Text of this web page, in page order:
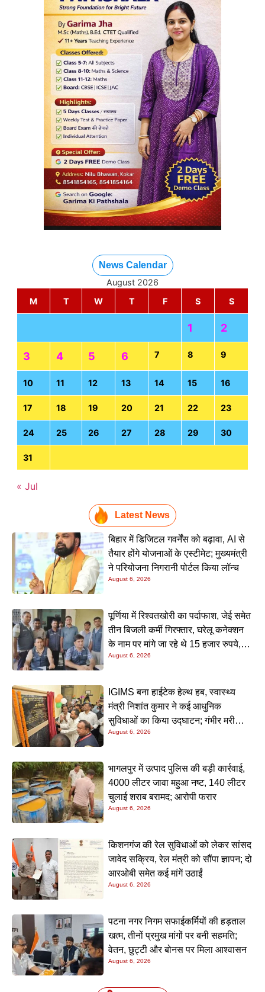
News Calendar
August 2026
M
T W T F S S
1 2
3 4 5 6 7 8 9
10 11 12 13 14 15 16
17 18 19 20 21 22 23
24 25 26 27 28 29 30
31
« Jul
Latest News
बिहार में डिजिटल गवर्नेंस को बढ़ावा, AI से
तैयार होंगे योजनाओं के एस्टीमेट; मुख्यमंत्री
ने परियोजना निगरानी पोर्टल किया लॉन्च
August 6, 2026
पूर्णिया में रिश्वतखोरी का पर्दाफाश, जेई समेत
तीन बिजली कर्मी गिरफ्तार, घरेलू कनेक्शन
के नाम पर मांगे जा रहे थे 15 हजार रुपये,
निगरानी टीम ने रंगे हाथ पकड़ा
August 6, 2026
IGIMS बना हाईटेक हेल्थ हब, स्वास्थ्य
मंत्री निशांत कुमार ने कई आधुनिक
सुविधाओं का किया उद्घाटन; गंभीर मरीजों
के इलाज में आएगा बड़ा सुधार
August 6, 2026
भागलपुर में उत्पाद पुलिस की बड़ी कार्रवाई,
4000 लीटर जावा महुआ नष्ट, 140 लीटर
चुलाई शराब बरामद; आरोपी फरार
August 6, 2026
किशनगंज की रेल सुविधाओं को लेकर सांसद
जावेद सक्रिय, रेल मंत्री को सौंपा ज्ञापन; दो
आरओबी समेत कई मांगें उठाईं
August 6, 2026
पटना नगर निगम सफाईकर्मियों की हड़ताल
खत्म, तीनों प्रमुख मांगों पर बनी सहमति;
वेतन, छुट्टी और बोनस पर मिला आश्वासन
August 6, 2026